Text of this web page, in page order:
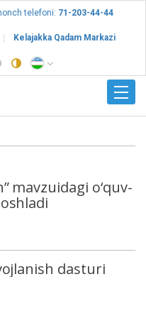
telefoni: 71-203-44-44
Kelajakka Qadam Markazi
mavzuidagi o‘quv-
dasturi